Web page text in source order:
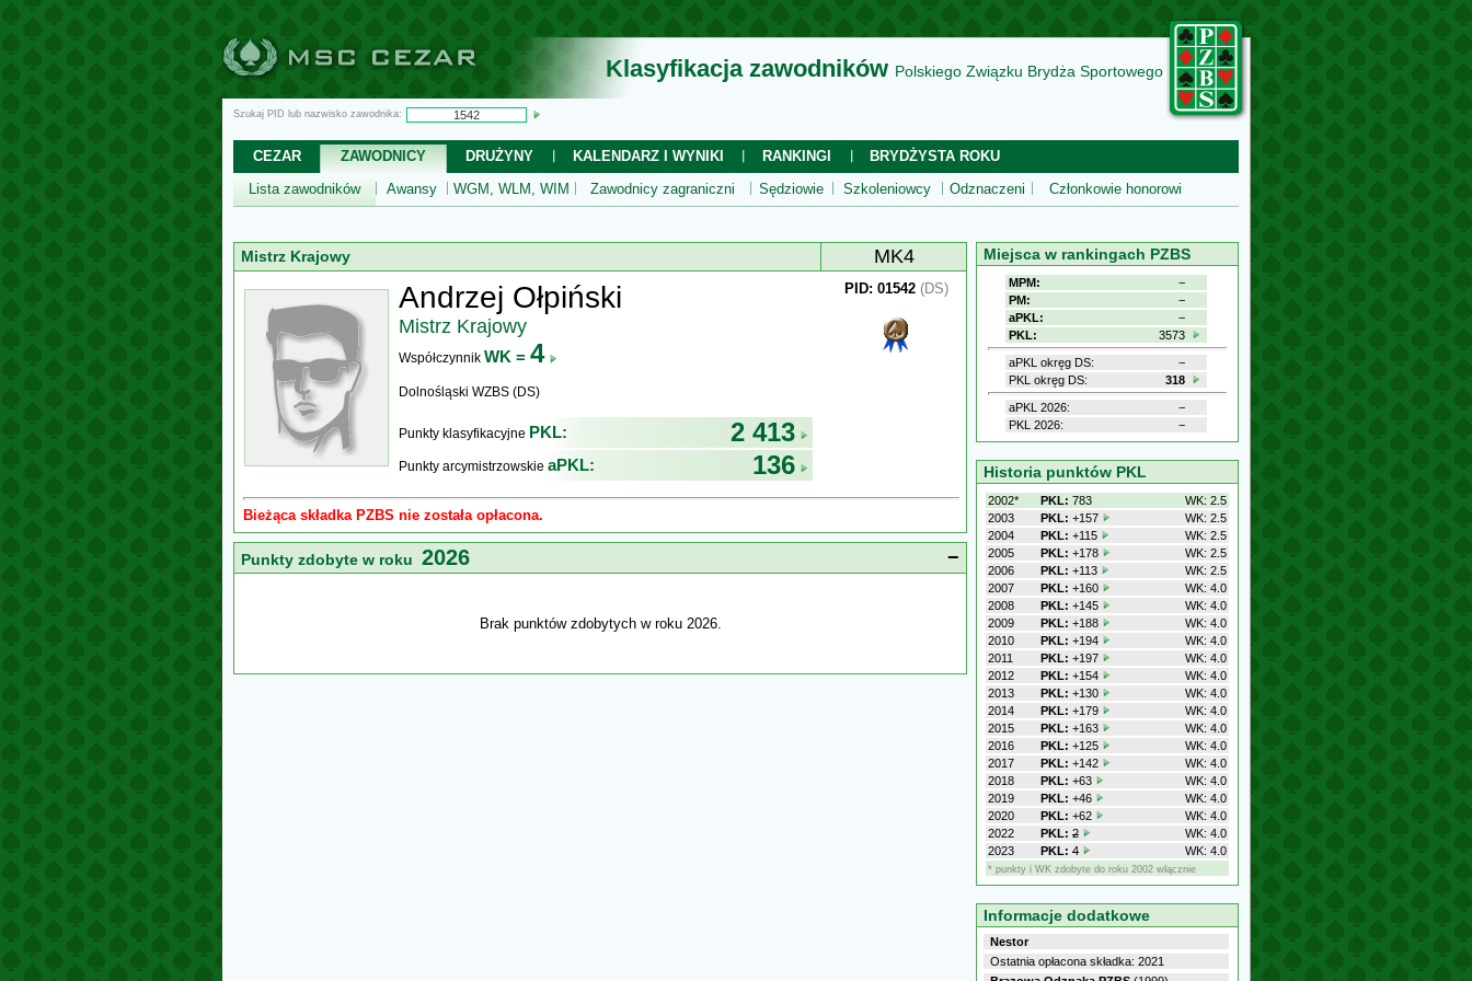
Klasyfikacja zawodników Polskiego Związku Brydża Sportowego
Szukaj PID lub nazwisko zawodnika:
CEZAR ZAWODNICY DRUŻYNY KALENDARZ I WYNIKI RANKINGI
BRYDŻYSTA ROKU
Lista zawodników
Awansy WGM, WLM, WIM Zawodnicy zagraniczni Sędziowie Szkoleniowcy Odznaczeni Członkowie honorowi
Mistrz Krajowy MK4
Andrzej Ołpiński
Mistrz Krajowy
Współczynnik WK = 4
Dolnośląski WZBS (DS)
Punkty klasyfikacyjne PKL: 2 413
Punkty arcymistrzowskie aPKL: 136
PID: 01542 (DS)
Bieżąca składka PZBS nie została opłacona.
Punkty zdobyte w roku 2026 −
Brak punktów zdobytych w roku 2026.
Miejsca w rankingach PZBS
MPM:
−
PM:
−
aPKL:
−
PKL:
3573
aPKL okręg DS:
−
PKL okręg DS:
318
aPKL 2026:
−
PKL 2026:
−
Historia punktów PKL
2002* PKL: 783
WK: 2.5
2003
PKL: +157
WK: 2.5
2004
PKL: +115
WK: 2.5
2005
PKL: +178
WK: 2.5
2006
PKL: +113
WK: 2.5
2007
PKL: +160
WK: 4.0
2008
PKL: +145
WK: 4.0
2009
PKL: +188
WK: 4.0
2010
PKL: +194
WK: 4.0
2011
PKL: +197
WK: 4.0
2012
PKL: +154
WK: 4.0
2013
PKL: +130
WK: 4.0
2014
PKL: +179
WK: 4.0
2015
PKL: +163
WK: 4.0
2016
PKL: +125
WK: 4.0
2017
PKL: +142
WK: 4.0
2018
PKL: +63
WK: 4.0
2019
PKL: +46
WK: 4.0
2020
PKL: +62
WK: 4.0
2022
PKL: 2
WK: 4.0
2023
PKL: 4 WK: 4.0
* punkty i WK zdobyte do roku 2002 włącznie
Informacje dodatkowe
Nestor
Ostatnia opłacona składka: 2021